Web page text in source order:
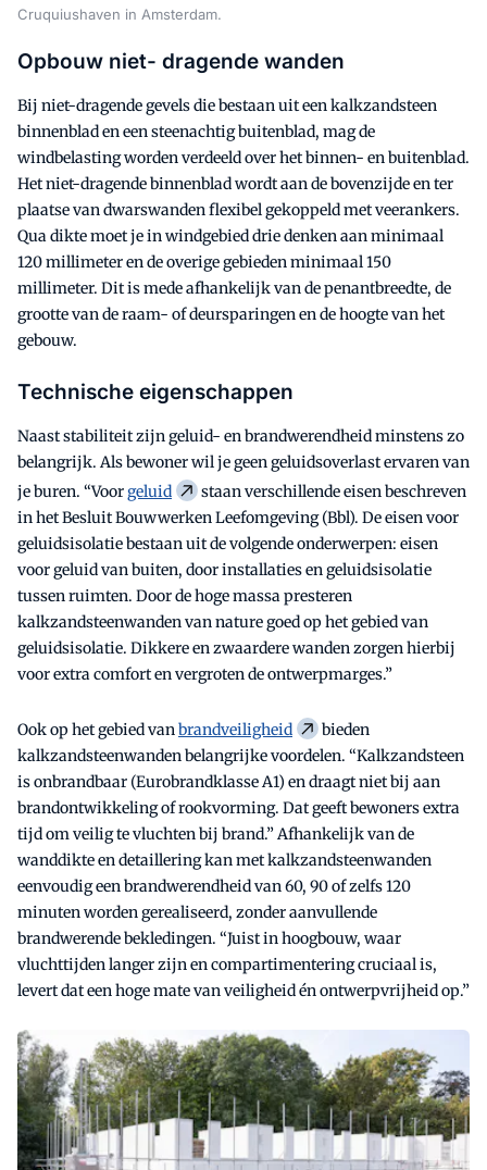
Cruquiushaven in Amsterdam.
Opbouw niet- dragende wanden
Bij niet-dragende gevels die bestaan uit een kalkzandsteen
binnenblad en een steenachtig buitenblad, mag de
windbelasting worden verdeeld over het binnen- en buitenblad.
Het niet-dragende binnenblad wordt aan de bovenzijde en ter
plaatse van dwarswanden flexibel gekoppeld met veerankers.
Qua dikte moet je in windgebied drie denken aan minimaal
120 millimeter en de overige gebieden minimaal 150
millimeter. Dit is mede afhankelijk van de penantbreedte, de
grootte van de raam- of deursparingen en de hoogte van het
gebouw.
Technische eigenschappen
Naast stabiliteit zijn geluid- en brandwerendheid minstens zo
belangrijk. Als bewoner wil je geen geluidsoverlast ervaren van
je buren. “Voorgeluid
staan verschillende eisen beschreven
in het Besluit Bouwwerken Leefomgeving (Bbl). De eisen voor
geluidsisolatie bestaan uit de volgende onderwerpen: eisen
voor geluid van buiten, door installaties en geluidsisolatie
tussen ruimten. Door de hoge massa presteren
kalkzandsteenwanden van nature goed op het gebied van
geluidsisolatie. Dikkere en zwaardere wanden zorgen hierbij
voor extra comfort en vergroten de ontwerpmarges.”
Ook op het gebied vanbrandveiligheid
bieden
kalkzandsteenwanden belangrijke voordelen. “Kalkzandsteen
is onbrandbaar (Eurobrandklasse A1) en draagt niet bij aan
brandontwikkeling of rookvorming. Dat geeft bewoners extra
tijd om veilig te vluchten bij brand.” Afhankelijk van de
wanddikte en detaillering kan met kalkzandsteenwanden
eenvoudig een brandwerendheid van 60, 90 of zelfs 120
minuten worden gerealiseerd, zonder aanvullende
brandwerende bekledingen. “Juist in hoogbouw, waar
vluchttijden langer zijn en compartimentering cruciaal is,
levert dat een hoge mate van veiligheid én ontwerpvrijheid op.”